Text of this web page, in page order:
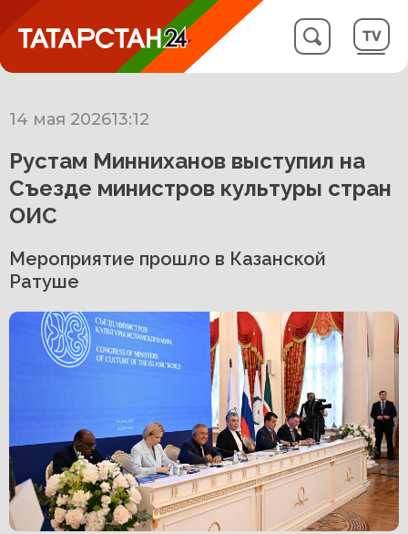
14 мая 202613:12
Рустам Минниханов выступил на
Съезде министров культуры стран
ОИС
Мероприятие прошло в Казанской
Ратуше